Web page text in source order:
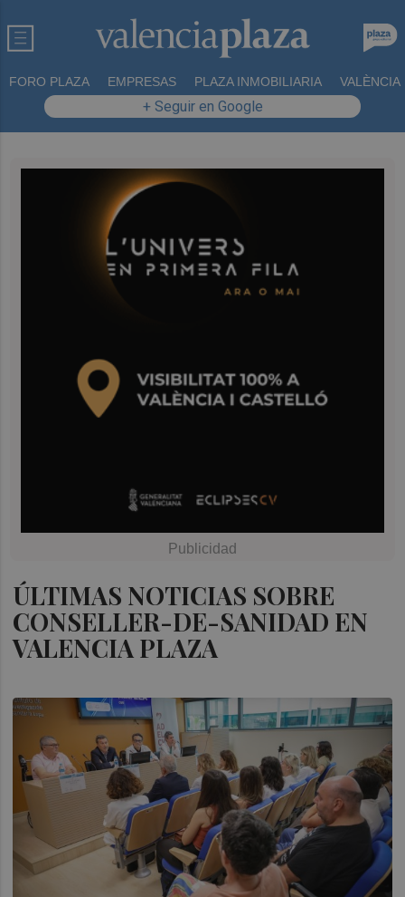
FORO PLAZA EMPRESAS PLAZA INMOBILIARIA VALÈNCIA
+ Seguir en Google
ÚLTIMAS NOTICIAS SOBRE
CONSELLER-DE-SANIDAD EN
VALENCIA PLAZA